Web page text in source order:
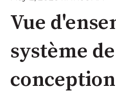
Vue
système de